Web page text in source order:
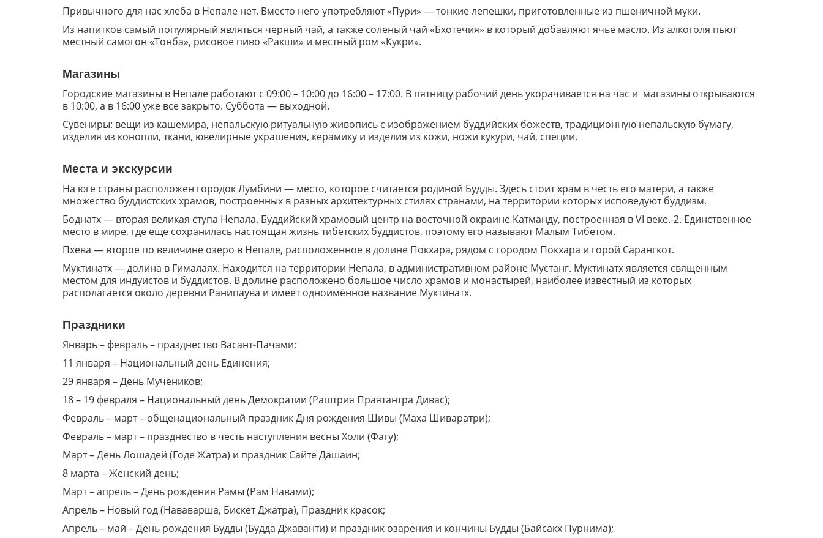
Привычного для нас хлеба в Непале нет. Вместо него употребляют «Пури» — тонкие лепешки, приготовленные из пшеничной муки.
Из напитков самый популярный являться черный чай, а также соленый чай «Бхотечия» в который добавляют ячье масло. Из алкоголя пьют
местный самогон «Тонба», рисовое пиво «Ракши» и местный ром «Кукри».
Магазины
Городские магазины в Непале работают с 09:00 – 10:00 до 16:00 – 17:00. В пятницу рабочий день укорачивается на час и магазины открываются
в 10:00, а в 16:00 уже все закрыто. Суббота — выходной.
Сувениры: вещи из кашемира, непальскую ритуальную живопись с изображением буддийских божеств, традиционную непальскую бумагу,
изделия из конопли, ткани, ювелирные украшения, керамику и изделия из кожи, ножи кукури, чай, специи.
Места и экскурсии
На юге страны расположен городок Лумбини — место, которое считается родиной Будды. Здесь стоит храм в честь его матери, а также
множество буддистских храмов, построенных в разных архитектурных стилях странами, на территории которых исповедуют буддизм.
Боднатх — вторая великая ступа Непала. Буддийский храмовый центр на восточной окраине Катманду, построенная в VI веке.-2. Единственное
место в мире, где еще сохранилась настоящая жизнь тибетских буддистов, поэтому его называют Малым Тибетом.
Пхева — второе по величине озеро в Непале, расположенное в долине Покхара, рядом с городом Покхара и горой Сарангкот.
Муктинатх — долина в Гималаях. Находится на территории Непала, в административном районе Мустанг. Муктинатх является священным
местом для индуистов и буддистов. В долине расположено большое число храмов и монастырей, наиболее известный из которых
располагается около деревни Ранипаува и имеет одноимённое название Муктинатх.
Праздники
Январь – февраль – празднество Васант-Пачами;
11 января – Национальный день Единения;
29 января – День Мучеников;
18 – 19 февраля – Национальный день Демократии (Раштрия Праятантра Дивас);
Февраль – март – общенациональный праздник Дня рождения Шивы (Маха Шиваратри);
Февраль – март – празднество в честь наступления весны Холи (Фагу);
Март – День Лошадей (Годе Жатра) и праздник Сайте Дашаин;
8 марта – Женский день;
Март – апрель – День рождения Рамы (Рам Навами);
Апрель – Новый год (Нававарша, Бискет Джатра), Праздник красок;
Апрель – май – День рождения Будды (Будда Джаванти) и праздник озарения и кончины Будды (Байсакх Пурнима);